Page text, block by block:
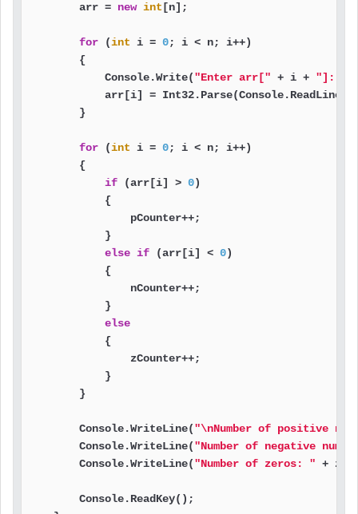
        arr =
new int [n];
for (int i = 0; i < n; i++)
        {
            Console.Write(
"Enter arr[" + i + "]: "
arr[i] =
        }
for (int i = 0; i < n; i++)
        {
if (arr[i] > 0)
            {
                pCounter++;
            }
else if (arr[i] < 0)
            {
                nCounter++;
            }
else
            {
                zCounter++;
            }
        }
        Console.WriteLine(
"\nNumber of positive
        Console.WriteLine(
"Number of negative
        Console.WriteLine(
"Number of zeros: " +
        Console.ReadKey();